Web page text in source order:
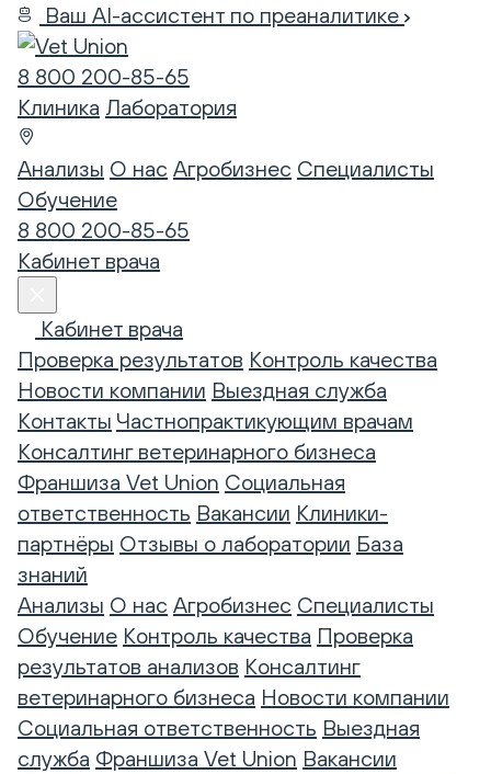
Ваш AI-ассистент по преаналитике
8 800 200-85-65
Клиника Лаборатория
Анализы О нас Агробизнес Специалисты
Обучение
8 800 200-85-65
Кабинет врача
Кабинет врача
Проверка результатов Контроль качества
Новости компании Выездная служба
Контакты Частнопрактикующим врачам
Консалтинг ветеринарного бизнеса
Франшиза Vet Union Социальная
ответственность Вакансии Клиники-
партнёры Отзывы о лаборатории База
знаний
Анализы О нас Агробизнес Специалисты
Обучение Контроль качества Проверка
результатов анализов Консалтинг
ветеринарного бизнеса Новости компании
Социальная ответственность Выездная
служба Франшиза Vet Union Вакансии